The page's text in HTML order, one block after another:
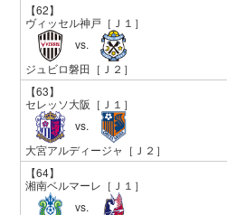
【62】
ヴィッセル神戸 ［Ｊ１］
vs.
ジュビロ磐田 ［Ｊ２］
【63】
セレッソ大阪 ［Ｊ１］
vs.
大宮アルディージャ ［Ｊ２］
【64】
湘南ベルマーレ ［Ｊ１］
vs.